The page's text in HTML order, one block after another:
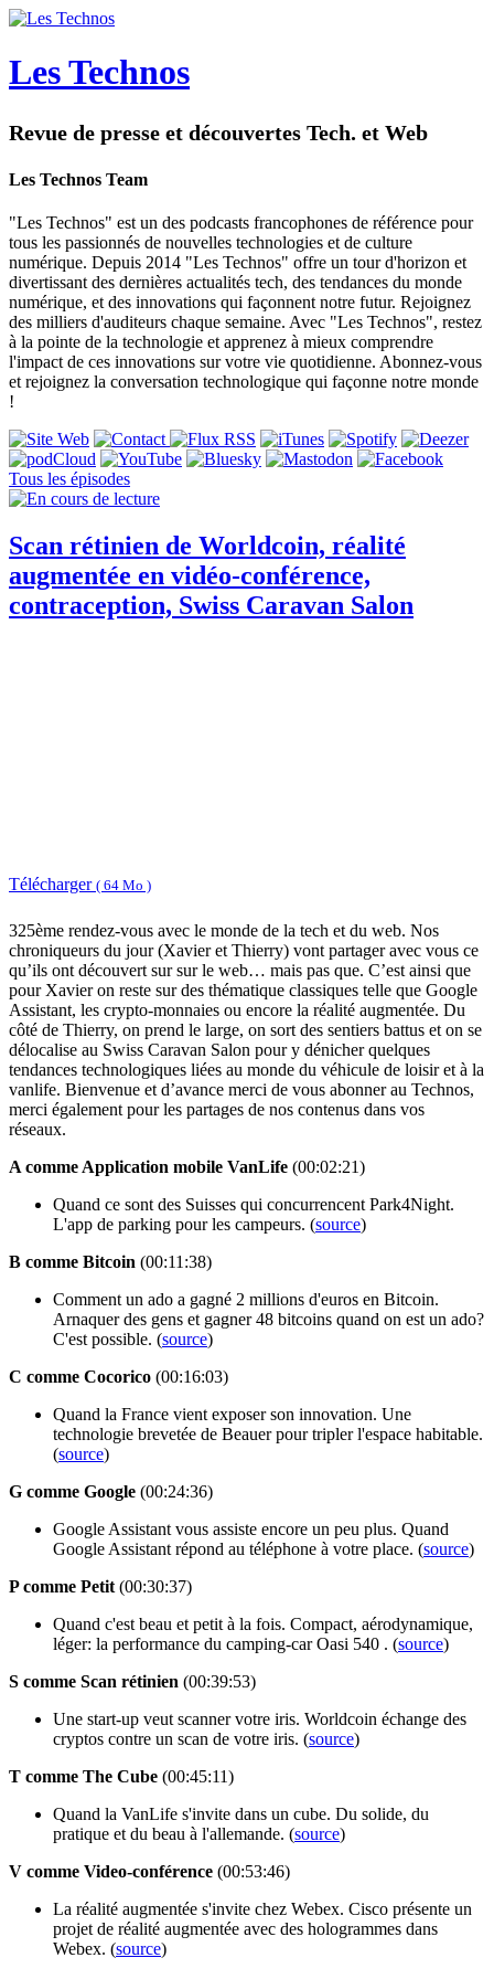
Les Technos
Revue de presse et découvertes Tech. et Web
Les Technos Team
"Les Technos" est un des podcasts francophones de référence pour
tous les passionnés de nouvelles technologies et de culture
numérique. Depuis 2014 "Les Technos" offre un tour d'horizon et
divertissant des dernières actualités tech, des tendances du monde
numérique, et des innovations qui façonnent notre futur. Rejoignez
des milliers d'auditeurs chaque semaine. Avec "Les Technos", restez
à la pointe de la technologie et apprenez à mieux comprendre
l'impact de ces innovations sur votre vie quotidienne. Abonnez-vous
et rejoignez la conversation technologique qui façonne notre monde
!
Tous les épisodes
Scan rétinien de Worldcoin, réalité
augmentée en vidéo-conférence,
contraception, Swiss Caravan Salon
Télécharger ( 64 Mo )
325ème rendez-vous avec le monde de la tech et du web. Nos
chroniqueurs du jour (Xavier et Thierry) vont partager avec vous ce
qu’ils ont découvert sur sur le web… mais pas que. C’est ainsi que
pour Xavier on reste sur des thématique classiques telle que Google
Assistant, les crypto-monnaies ou encore la réalité augmentée. Du
côté de Thierry, on prend le large, on sort des sentiers battus et on se
délocalise au Swiss Caravan Salon pour y dénicher quelques
tendances technologiques liées au monde du véhicule de loisir et à la
vanlife. Bienvenue et d’avance merci de vous abonner au Technos,
merci également pour les partages de nos contenus dans vos
réseaux.
A comme Application mobile VanLife (00:02:21)
Quand ce sont des Suisses qui concurrencent Park4Night.
L'app de parking pour les campeurs. (source)
B comme Bitcoin (00:11:38)
Comment un ado a gagné 2 millions d'euros en Bitcoin.
Arnaquer des gens et gagner 48 bitcoins quand on est un ado?
C'est possible. (source)
C comme Cocorico (00:16:03)
Quand la France vient exposer son innovation. Une
technologie brevetée de Beauer pour tripler l'espace habitable.
(source)
G comme Google (00:24:36)
Google Assistant vous assiste encore un peu plus. Quand
Google Assistant répond au téléphone à votre place. (source)
P comme Petit (00:30:37)
Quand c'est beau et petit à la fois. Compact, aérodynamique,
léger: la performance du camping-car Oasi 540 . (source)
S comme Scan rétinien (00:39:53)
Une start-up veut scanner votre iris. Worldcoin échange des
cryptos contre un scan de votre iris. (source)
T comme The Cube (00:45:11)
Quand la VanLife s'invite dans un cube. Du solide, du
pratique et du beau à l'allemande. (source)
V comme Video-conférence (00:53:46)
La réalité augmentée s'invite chez Webex. Cisco présente un
projet de réalité augmentée avec des hologrammes dans
Webex. (source)